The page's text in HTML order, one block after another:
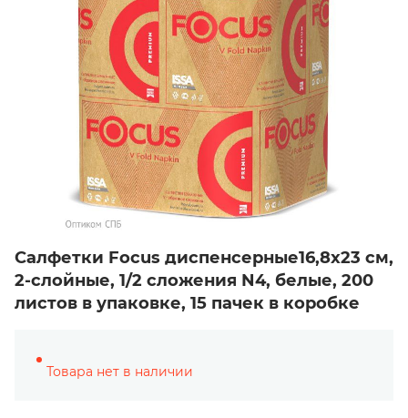
Салфетки Focus диспенсерные16,8х23 см,
2-слойные, 1/2 сложения N4, белые, 200
листов в упаковке, 15 пачек в коробке
Товара нет в наличии